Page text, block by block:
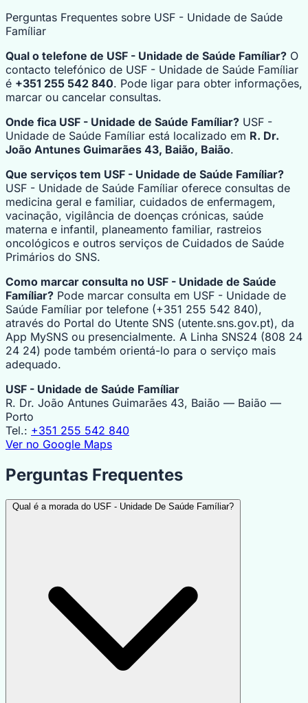
Perguntas Frequentes sobre USF - Unidade de Saúde
Famíliar
Qual o telefone de USF - Unidade de Saúde Famíliar? O
contacto telefónico de USF - Unidade de Saúde Famíliar
é +351 255 542 840. Pode ligar para obter informações,
marcar ou cancelar consultas.
Onde fica USF - Unidade de Saúde Famíliar? USF -
Unidade de Saúde Famíliar está localizado em R. Dr.
João Antunes Guimarães 43, Baião, Baião.
Que serviços tem USF - Unidade de Saúde Famíliar?
USF - Unidade de Saúde Famíliar oferece consultas de
medicina geral e familiar, cuidados de enfermagem,
vacinação, vigilância de doenças crónicas, saúde
materna e infantil, planeamento familiar, rastreios
oncológicos e outros serviços de Cuidados de Saúde
Primários do SNS.
Como marcar consulta no USF - Unidade de Saúde
Famíliar? Pode marcar consulta em USF - Unidade de
Saúde Famíliar por telefone (+351 255 542 840),
através do Portal do Utente SNS (utente.sns.gov.pt), da
App MySNS ou presencialmente. A Linha SNS24 (808 24
24 24) pode também orientá-lo para o serviço mais
adequado.
USF - Unidade de Saúde Famíliar
R. Dr. João Antunes Guimarães 43, Baião — Baião —
Porto
Tel.: +351 255 542 840
Ver no Google Maps
Perguntas Frequentes
Qual é a morada do USF - Unidade De Saúde Famíliar?